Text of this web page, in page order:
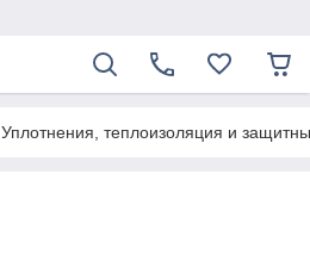
Уплотнения, теплоизоляция и